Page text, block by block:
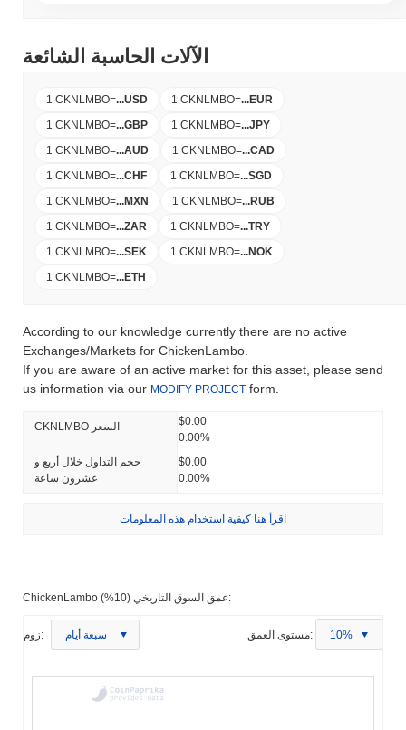
الآلات الحاسبة الشائعة
1 CKNLMBO=...USD 1 CKNLMBO=...EUR
1 CKNLMBO=...GBP 1 CKNLMBO=...JPY
1 CKNLMBO=...AUD 1 CKNLMBO=...CAD
1 CKNLMBO=...CHF 1 CKNLMBO=...SGD
1 CKNLMBO=...MXN 1 CKNLMBO=...RUB
1 CKNLMBO=...ZAR 1 CKNLMBO=...TRY
1 CKNLMBO=...SEK 1 CKNLMBO=...NOK
1 CKNLMBO=...ETH
According to our knowledge currently there are no active
Exchanges/Markets for ChickenLambo.
If you are aware of an active market for this asset, please send
us information via our MODIFY PROJECT form.
CKNLMBO السعر
$0.00
0.00%
حجم التداول خلال أربع و
عشرون ساعة
$0.00
0.00%
اقرأ هنا كيفية استخدام هذه المعلومات
ChickenLambo عمق السوق التاريخي (10%):
زوم: سبعة أيام مستوى العمق: 10%